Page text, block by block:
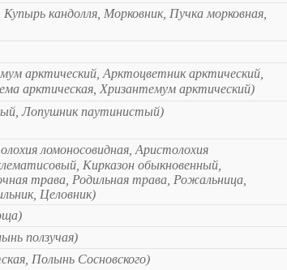
кандолля, Морковник, Пучка морковная,
арктический, Арктоцветник арктический,
арктическая, Хризантемум арктический)
Лопушник паутинистый)
ломоносовидная, Аристолохия
Кирказон обыкновенный,
трава, Родильная трава, Рожальница,
Целовник)
ползучая)
Полынь Сосновского)